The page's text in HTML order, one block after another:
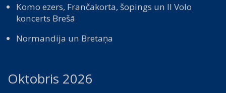
Komo ezers, Frančakorta, šopings un Il Volo
koncerts Brešā
Normandija un Bretaņa
Oktobris 2026